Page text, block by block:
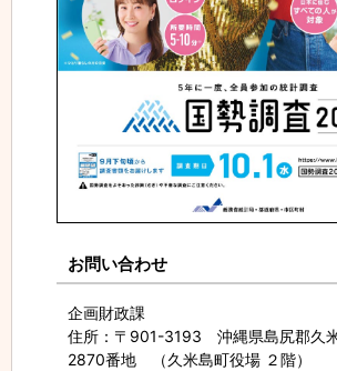
お問い合わせ
企画財政課
住所 ：〒901-3193 沖縄県島尻郡久
2870番地 （久米島町役場 ２階）